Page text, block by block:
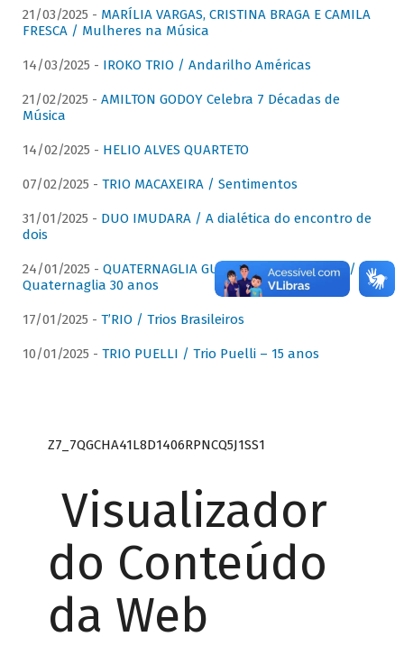
21/03/2025 - MARÍLIA VARGAS, CRISTINA BRAGA E CAMILA
FRESCA / Mulheres na Música
14/03/2025 - IROKO TRIO / Andarilho Américas
21/02/2025 - AMILTON GODOY Celebra 7 Décadas de
Música
14/02/2025 - HELIO ALVES QUARTETO
07/02/2025 - TRIO MACAXEIRA / Sentimentos
31/01/2025 - DUO IMUDARA / A dialética do encontro de
dois
24/01/2025 - QUATERNAGLIA GUITAR QUARTET (QGQ) /
Quaternaglia 30 anos
17/01/2025 - T’RIO / Trios Brasileiros
10/01/2025 - TRIO PUELLI / Trio Puelli – 15 anos
Z7_7QGCHA41L8D1406RPNCQ5J1SS1
Visualizador
do Conteúdo
da Web